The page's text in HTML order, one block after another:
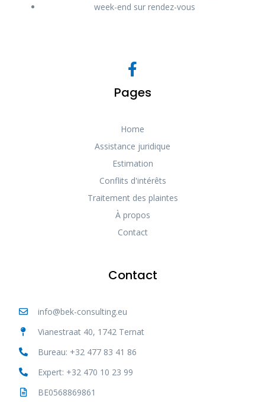
week-end sur rendez-vous
Pages
Home
Assistance juridique
Estimation
Conflits d'intérêts
Traitement des plaintes
À propos
Contact
Contact
info@bek-consulting.eu
Vianestraat 40, 1742 Ternat
Bureau: +32 477 83 41 86
Expert: +32 470 10 23 99
BE0568869861